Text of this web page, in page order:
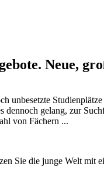
Neue,
unbesetzte
dennoch gelang, zur
von Fächern ...
Sie die junge Welt mit